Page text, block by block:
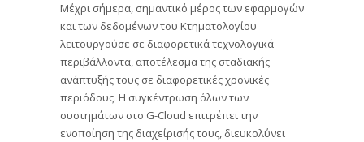
Μέχρι σήμερα, σημαντικό μέρος των εφαρμογών
και των δεδομένων του Κτηματολογίου
λειτουργούσε σε διαφορετικά τεχνολογικά
περιβάλλοντα, αποτέλεσμα της σταδιακής
ανάπτυξής τους σε διαφορετικές χρονικές
περιόδους. Η συγκέντρωση όλων των
συστημάτων στο G-Cloud επιτρέπει την
ενοποίηση της διαχείρισής τους, διευκολύνει